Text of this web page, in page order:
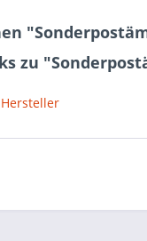
zu